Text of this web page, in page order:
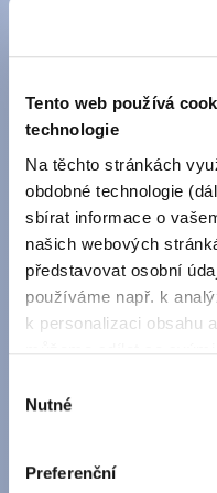
Tento web používá
technologie
Na těchto stránkách
obdobné technologie
sbírat informace o
našich webových
představovat osobní
používáme např. k
k personalizaci obsahu
s dalšími informacemi,
získali v důsledku
typy cookies
tabulce. Možnosti
souhlasu
Nutné
Preferenční
Napište
Název firmy / společnosti*
E-mail *
Telefon